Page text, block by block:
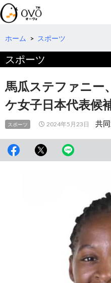
検
索
コ
テ
へ
動
ホーム > スポーツ
スポーツ
馬瓜ステファニー
ケ女子日本代表候
スポーツ 2024年5月23日 共